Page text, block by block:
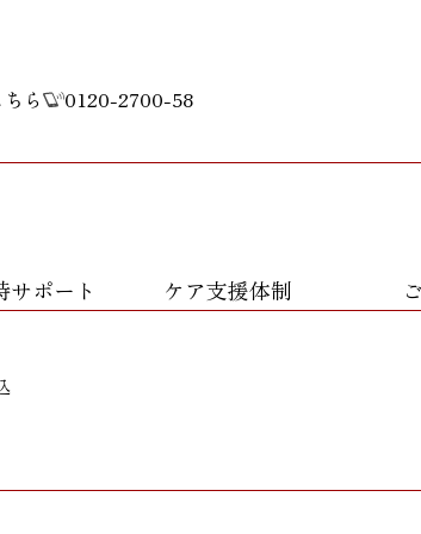
ら 0120-2700-58
サポート ケア支援体制